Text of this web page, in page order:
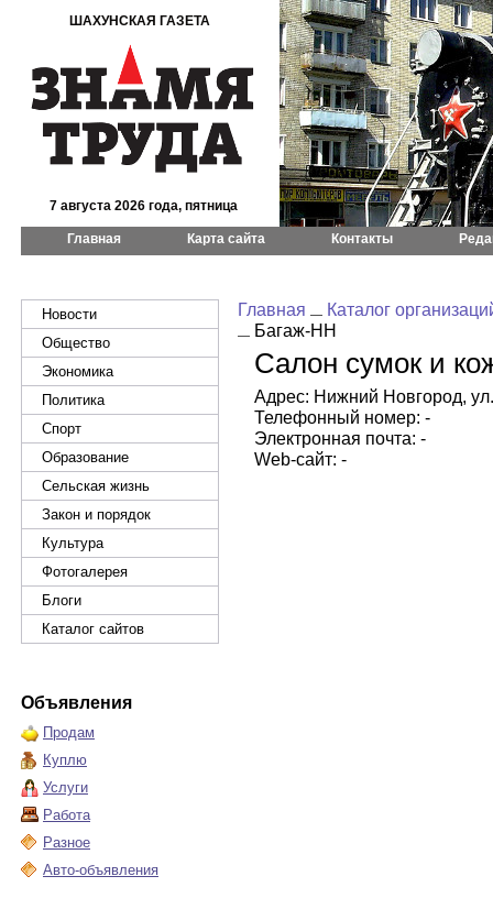
ШАХУНСКАЯ ГАЗЕТА
7 августа 2026 года, пятница
Главная Карта сайта Контакты
Новости
Общество
Экономика
Политика
Спорт
Образование
Сельская жизнь
Закон и порядок
Культура
Фотогалерея
Блоги
Каталог сайтов
Объявления
Продам
Куплю
Услуги
Работа
Разное
Авто-объявления
Главная
Каталог
Багаж-НН
Салон сумок и
Адрес: Нижний Новгород,
Телефонный номер: -
Электронная почта: -
Web-сайт: -